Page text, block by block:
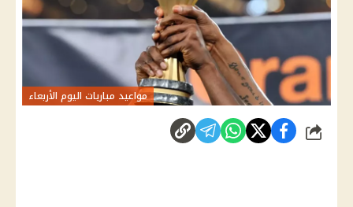
مواعيد مباريات اليوم الأربعاء
شارك